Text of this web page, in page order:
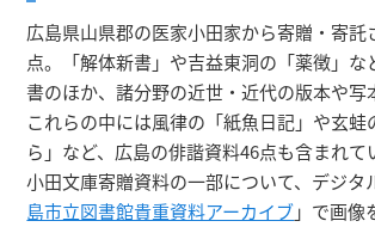
広島県山県郡の医家小田家から寄贈・寄託
点。「解体新書」や吉益東洞の「薬徴」な
書のほか、諸分野の近世・近代の版本や写
これらの中には風律の「紙魚日記」や玄蛙
ら」など、広島の俳諧資料46点も含まれて
小田文庫寄贈資料の一部について、デジタ
島市立図書館貴重資料アーカイブ」で画像